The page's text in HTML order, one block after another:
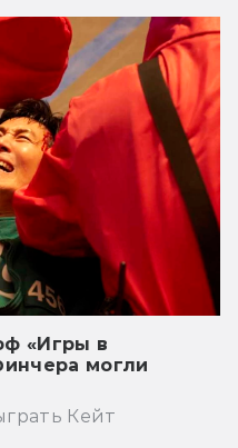
«Игры в
могли
Кейт